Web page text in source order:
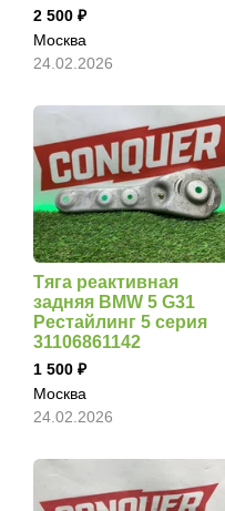
2 500
Москва
24.02.2026
Тяга реактивная
задняя BMW 5 G31
Рестайлинг 5 серия
31106861142
1 500
Москва
24.02.2026